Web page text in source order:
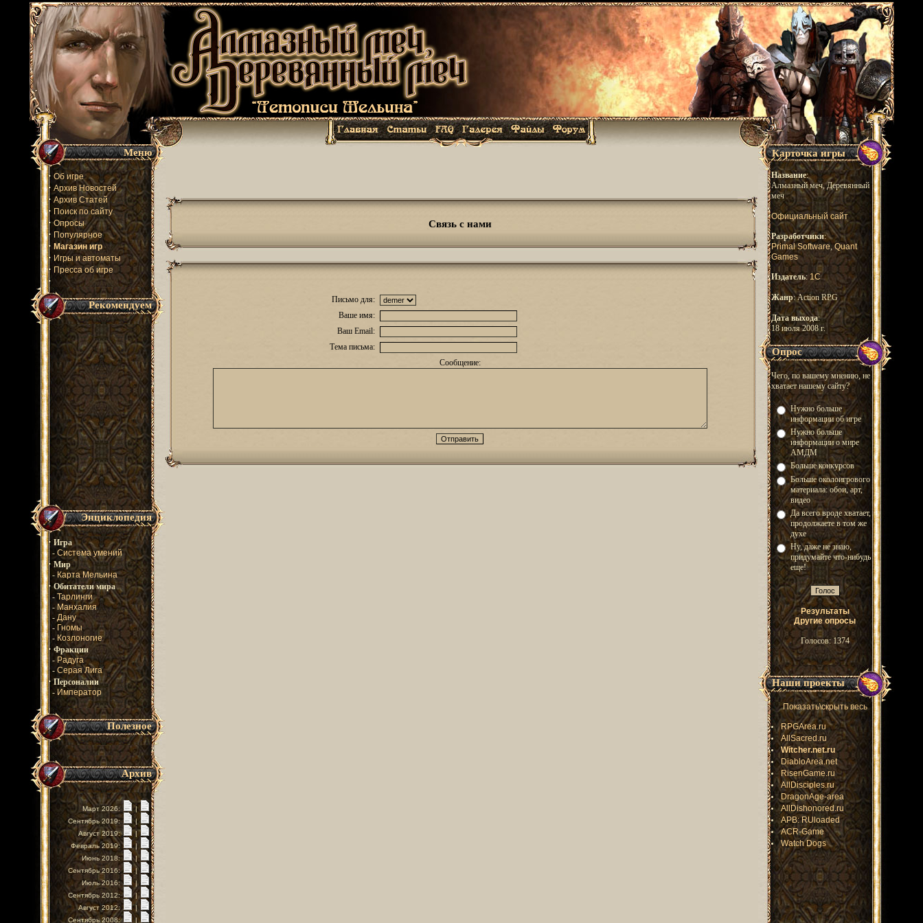
Меню
· Об игре
· Архив Новостей
· Архив Статей
· Поиск по сайту
· Опросы
· Популярное
· Магазин игр
· Игры и автоматы
· Пресса об игре
·
Рекомендуем
Энциклопедия
· Игра
- Система умений
· Мир
- Карта Мельина
· Обитатели мира
- Тарлинги
- Манхалия
- Дану
- Гномы
- Козлоногие
· Фракции
- Радуга
- Серая Лига
· Персоналии
- Император
Полезное
Архив
Март 2026:
|
Сентябрь 2019:
|
Август 2019:
|
Февраль 2019:
|
Июнь 2018:
|
Сентябрь 2016:
|
Июль 2016:
|
Сентябрь 2012:
|
Август 2012:
|
Сентябрь 2008:
|
Связь с нами
Письмо для:
Ваше имя:
Ваш Email:
Тема письма:
Сообщение:
Карточка игры
Название:
Алмазный меч, Деревянный
меч
Официальный сайт
Разработчики:
Primal Software,Quant
Games
Издатель: 1С
Жанр: Action RPG
Дата выхода:
18 июля 2008 г.
Опрос
Чего, по вашему мнению, не
хватает нашему сайту?
Нужно больше
информации об игре
Нужно больше
информации о мире
АМДМ
Больше конкурсов
Больше околоигрового
материала: обои, арт,
видео
Да всего вроде хватает,
продолжаете в том же
духе
Ну, даже не знаю,
придумайте что-нибудь
еще!
Результаты
Другие опросы
Голосов: 1374
Наши проекты
Показать\скрыть весь
RPGArea.ru
AllSacred.ru
Witcher.net.ru
DiabloArea.net
RisenGame.ru
AllDisciples.ru
DragonAge-area
AllDishonored.ru
APB: RUloaded
ACR-Game
Watch Dogs